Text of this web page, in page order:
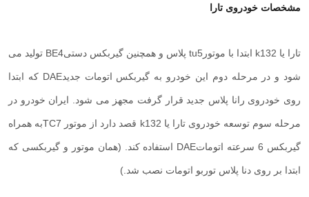
مشخصات خودروی تارا
تارا یا k132 ابتدا با موتور tu5 پلاس و همچنین گیربکس دستیBE4 تولید می
شود و در مرحله دوم این خودرو به گیربکس اتومات جدیدDAE که ابتدا
روی خودروی رانا پلاس جدید قرار گرفت مجهز می شود. ایران خودرو در
مرحله سوم توسعه خودروی تارا یا k132 قصد دارد از موتور TC7به همراه
گیربکس 6 سرعته اتومات DAE استفاده کند. (همان موتور و گیربکسی که
ابتدا بر روی دنا پلاس توربو اتومات نصب شد.)